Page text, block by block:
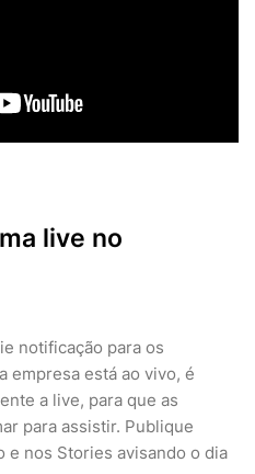
live no
notificação para os
empresa está ao vivo, é
a live, para que as
para assistir. Publique
e nos Stories avisando o dia